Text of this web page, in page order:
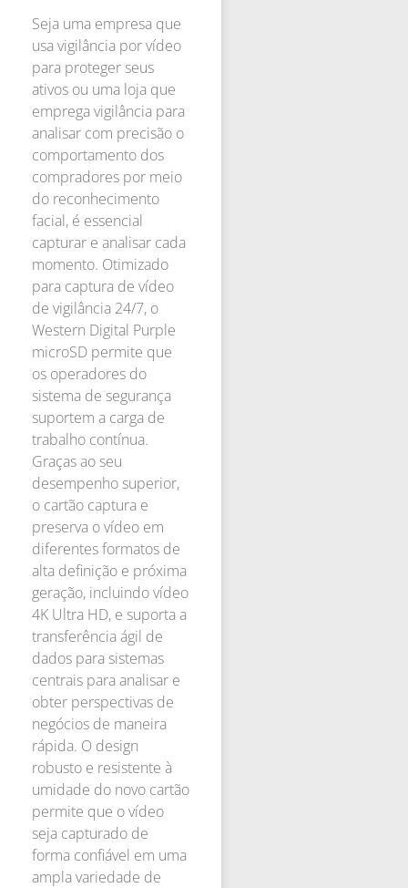
Seja uma empresa que
usa vigilância por vídeo
para proteger seus
ativos ou uma loja que
emprega vigilância para
analisar com precisão o
comportamento dos
compradores por meio
do reconhecimento
facial, é essencial
capturar e analisar cada
momento. Otimizado
para captura de vídeo
de vigilância 24/7, o
Western Digital Purple
microSD permite que
os operadores do
sistema de segurança
suportem a carga de
trabalho contínua.
Graças ao seu
desempenho superior,
o cartão captura e
preserva o vídeo em
diferentes formatos de
alta definição e próxima
geração, incluindo vídeo
4K Ultra HD, e suporta a
transferência ágil de
dados para sistemas
centrais para analisar e
obter perspectivas de
negócios de maneira
rápida. O design
robusto e resistente à
umidade do novo cartão
permite que o vídeo
seja capturado de
forma confiável em uma
ampla variedade de